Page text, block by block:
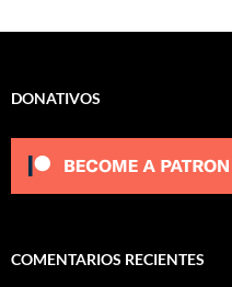
DONATIVOS
COMENTARIOS RECIENTES